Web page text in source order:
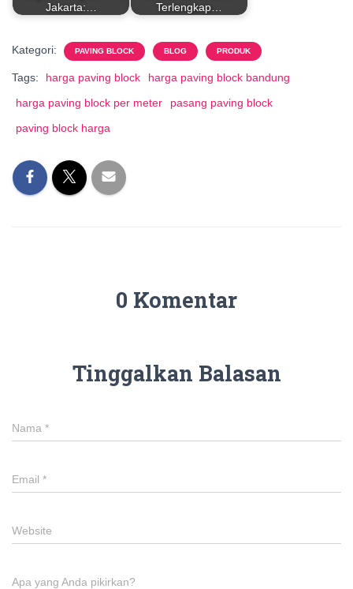
Jakarta:… Terlengkap…
Kategori: PAVING BLOCK BLOG PRODUK
Tags: harga paving block
harga paving block bandung
harga paving block per meter
pasang paving block
paving block harga
0 Komentar
Tinggalkan Balasan
Nama *
Email *
Website
Apa yang Anda pikirkan?